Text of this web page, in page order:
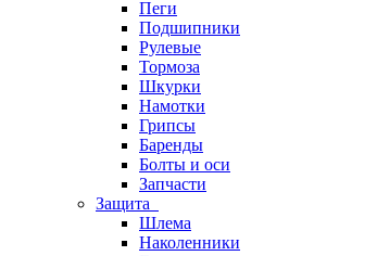
Пеги
Подшипники
Рулевые
Тормоза
Шкурки
Намотки
Грипсы
Баренды
Болты и оси
Запчасти
Защита
Шлема
Наколенники